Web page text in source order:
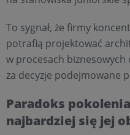
To sygnał, że firmy
potrafią projektować
w procesach
za decyzje podejmowane
Paradoks
najbardziej się jej